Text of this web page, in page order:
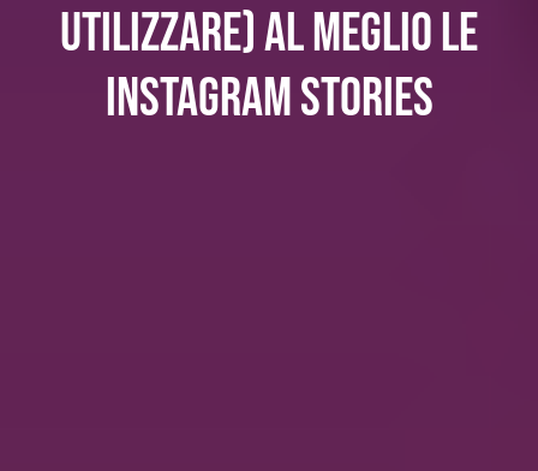
utilizzare) al meglio le
Instagram Stories